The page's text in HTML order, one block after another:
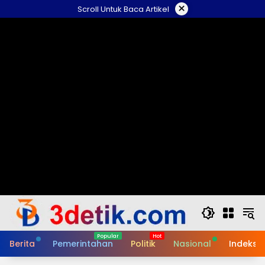
to
Scroll Untuk Baca Artikel ×
Berita Pemerintahan Politik Nasional Indeks